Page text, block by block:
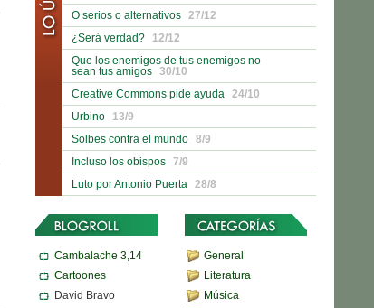
O serios o alternativos
27/12
¿Será verdad?
12/12
Que los enemigos de tus enemigos no
sean tus amigos
30/10
Creative Commons pide ayuda
24/10
Urbino
13/9
Solbes contra el mundo
8/9
Incluso los obispos
7/9
Luto por Antonio Puerta
28/8
Cambalache 3,14
Cartoones
David Bravo
General
Literatura
Música